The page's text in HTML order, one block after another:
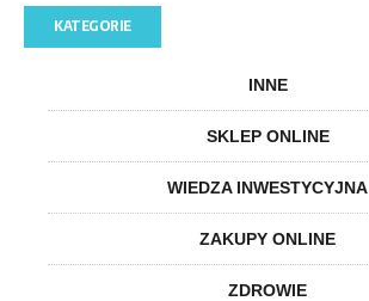
KATEGORIE
INNE
SKLEP ONLINE
WIEDZA INWESTYCYJNA
ZAKUPY ONLINE
ZDROWIE